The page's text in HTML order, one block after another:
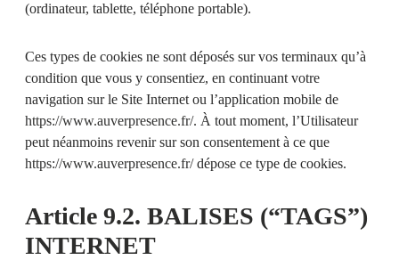
(ordinateur, tablette, téléphone portable).
Ces types de cookies ne sont déposés sur vos terminaux qu’à
condition que vous y consentiez, en continuant votre
navigation sur le Site Internet ou l’application mobile de
https://www.auverpresence.fr/. À tout moment, l’Utilisateur
peut néanmoins revenir sur son consentement à ce que
https://www.auverpresence.fr/dépose ce type de cookies.
Article 9.2. BALISES (“TAGS”)
INTERNET